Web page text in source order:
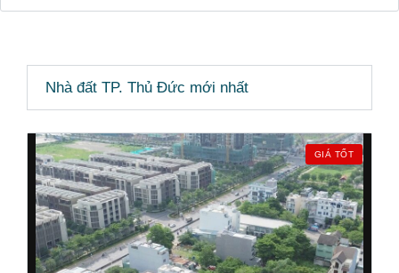
Nhà đất TP. Thủ Đức mới nhất
GIÁ TỐT